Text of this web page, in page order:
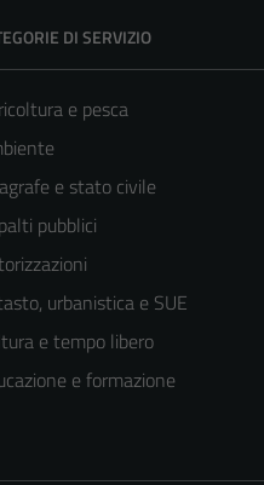
DI SERVIZIO
e pesca
e stato civile
pubblici
urbanistica e SUE
e tempo libero
e formazione